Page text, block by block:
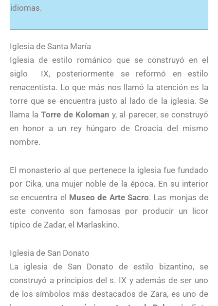
idiomas.
Iglesia de Santa María
Iglesia de estilo románico que se construyó en el
siglo IX, posteriormente se reformó en estilo
renacentista. Lo que más nos llamó la atención es la
torre que se encuentra justo al lado de la iglesia. Se
llama laTorre de Koloman y, al parecer, se construyó
en honor a un rey húngaro de Croacia del mismo
nombre.
El monasterio al que pertenece la iglesia fue fundado
por Cika, una mujer noble de la época. En su interior
se encuentra el Museo de Arte Sacro. Las monjas de
este convento son famosas por producir un licor
típico de Zadar, el Marlaskino.
Iglesia de San Donato
La iglesia de San Donato de estilo bizantino, se
construyó a principios del s. IX y además de ser uno
de los símbolos más destacados de Zara, es uno de